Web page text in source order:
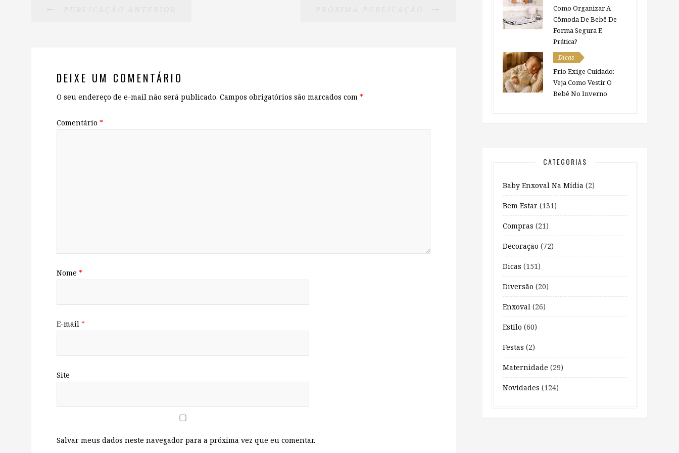
DEIXE UM COMENTÁRIO
O seu endereço de e-mail não será publicado. Campos obrigatórios são marcados com *
Comentário *
Nome *
E-mail *
Site
Salvar meus dados neste navegador para a próxima vez que eu comentar.
Como Organizar A
Cômoda De Bebê De
Forma Segura E
Prática?
Dicas
Frio Exige Cuidado:
Veja Como Vestir O
Bebê No Inverno
CATEGORIAS
Baby Enxoval Na Mídia (2)
Bem Estar (131)
Compras (21)
Decoração (72)
Dicas (151)
Diversão (20)
Enxoval (26)
Estilo (60)
Festas (2)
Maternidade (29)
Novidades (124)